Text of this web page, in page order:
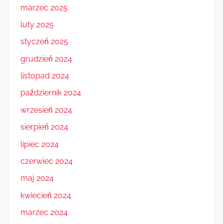
marzec 2025
luty 2025
styczeń 2025
grudzień 2024
listopad 2024
październik 2024
wrzesień 2024
sierpień 2024
lipiec 2024
czerwiec 2024
maj 2024
kwiecień 2024
marzec 2024